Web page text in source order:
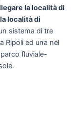
la località di
località di
sistema di tre
Ripoli ed una nel
fluviale-